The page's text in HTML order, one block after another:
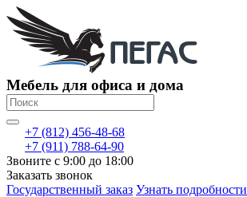
Мебель для офиса и дома
+7 (812) 456-48-68
+7 (911) 788-64-90
Звоните с 9:00 до 18:00
Заказать звонок
Государственный заказ Узнать подробности